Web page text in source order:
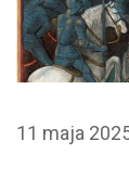
11 maja